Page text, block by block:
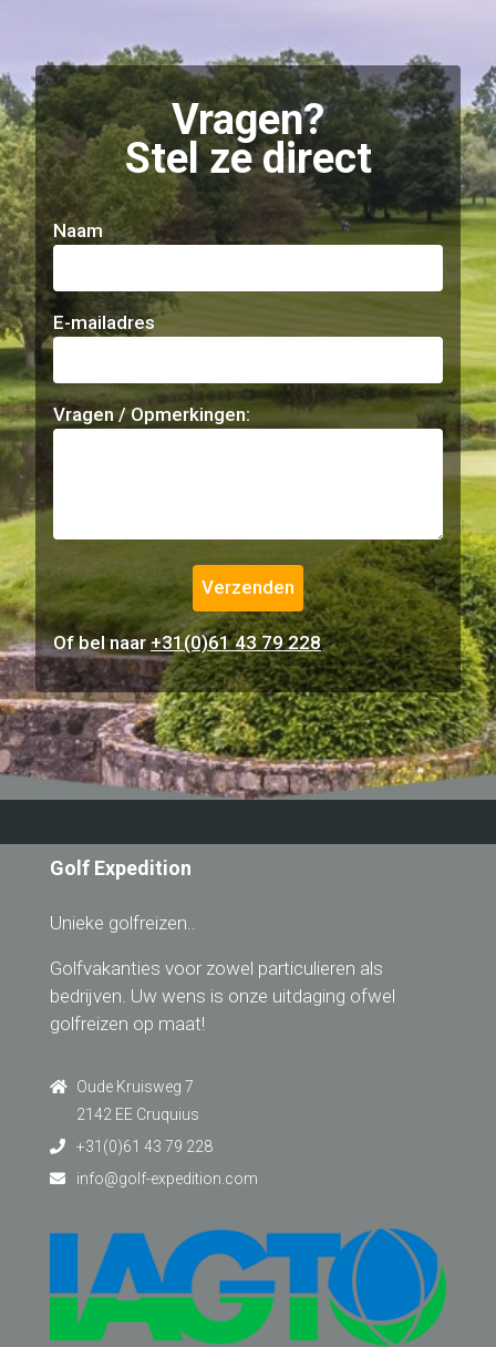
Vragen?
Stel ze direct
Naam
E-mailadres
Vragen / Opmerkingen:
Of bel naar+31(0)61 43 79 228
Golf Expedition
Unieke golfreizen..
Golfvakanties voor zowel particulieren als
bedrijven. Uw wens is onze uitdaging ofwel
golfreizen op maat!
Oude Kruisweg 7
2142 EE Cruquius
+31(0)61 43 79 228
info@golf-expedition.com